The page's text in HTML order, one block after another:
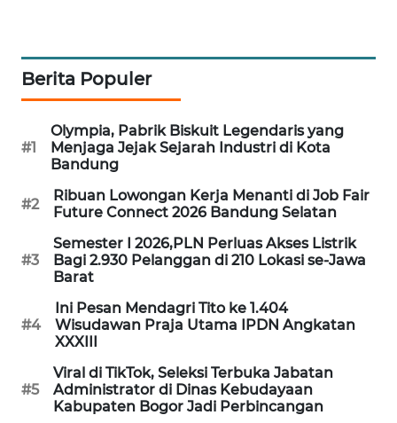
Berita Populer
#1
Olympia, Pabrik Biskuit Legendaris yang
Menjaga Jejak Sejarah Industri di Kota
Bandung
#2
Ribuan Lowongan Kerja Menanti di Job Fair
Future Connect 2026 Bandung Selatan
#3
Semester I 2026,PLN Perluas Akses Listrik
Bagi 2.930 Pelanggan di 210 Lokasi se-Jawa
Barat
#4
Ini Pesan Mendagri Tito ke 1.404
Wisudawan Praja Utama IPDN Angkatan
XXXIII
#5
Viral di TikTok, Seleksi Terbuka Jabatan
Administrator di Dinas Kebudayaan
Kabupaten Bogor Jadi Perbincangan
METRO
KRT
NEWS
MARITIM
NEWS